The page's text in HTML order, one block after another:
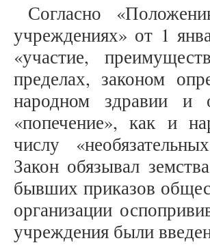
Согласно
учреждениях» от 1
«участие,
пределах, законом
народном здравии
«попечение», как и
числу
Закон обязывал
бывших приказов
организации
учреждения были